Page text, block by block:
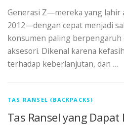
Generasi Z—mereka yang lahir
2012—dengan cepat menjadi
konsumen paling berpengaruh
aksesori. Dikenal karena
terhadap keberlanjutan, dan …
TAS RANSEL (BACKPACKS)
Tas Ransel yang Dapat